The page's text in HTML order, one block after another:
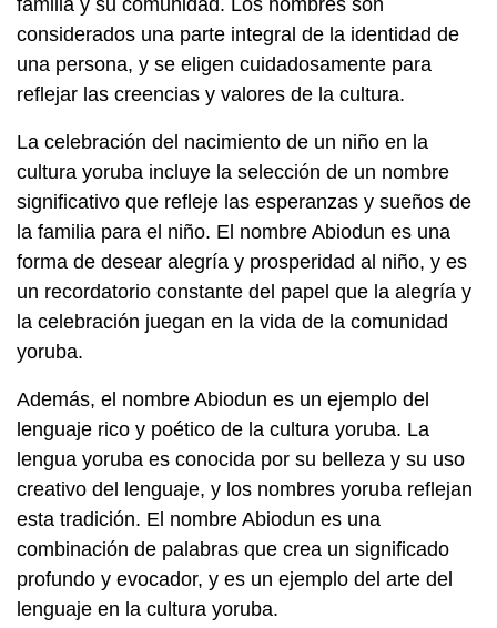
familia y su comunidad. Los nombres son
considerados una parte integral de la identidad de
una persona, y se eligen cuidadosamente para
reflejar las creencias y valores de la cultura.
La celebración del nacimiento de un niño en la
cultura yoruba incluye la selección de un nombre
significativo que refleje las esperanzas y sueños de
la familia para el niño. El nombre Abiodun es una
forma de desear alegría y prosperidad al niño, y es
un recordatorio constante del papel que la alegría y
la celebración juegan en la vida de la comunidad
yoruba.
Además, el nombre Abiodun es un ejemplo del
lenguaje rico y poético de la cultura yoruba. La
lengua yoruba es conocida por su belleza y su uso
creativo del lenguaje, y los nombres yoruba reflejan
esta tradición. El nombre Abiodun es una
combinación de palabras que crea un significado
profundo y evocador, y es un ejemplo del arte del
lenguaje en la cultura yoruba.